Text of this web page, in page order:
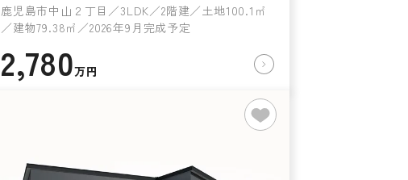
鹿児島市中山２丁目／3LDK／2階建／土地100.1㎡
／建物79.38㎡／2026年9月完成予定
2,780万円